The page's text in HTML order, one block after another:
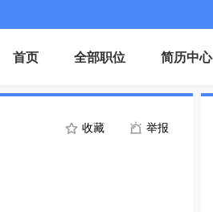
首页 全部职位 简历中心
收藏 举报